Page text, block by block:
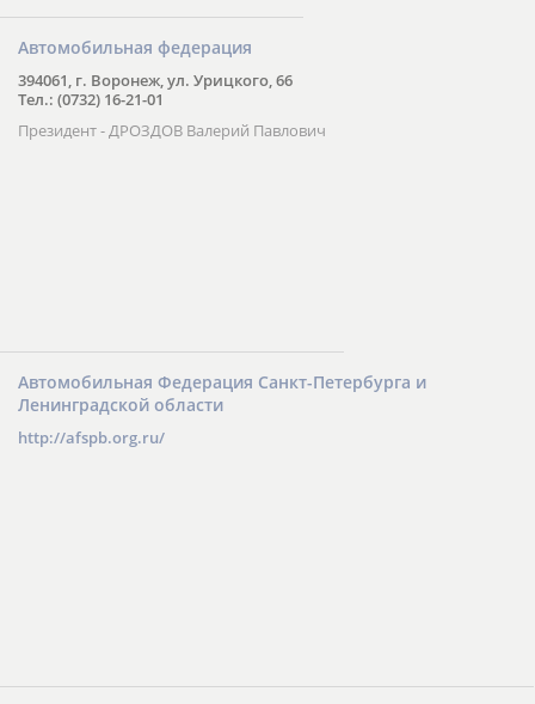
Автомобильная федерация
394061, г. Воронеж, ул. Урицкого, 66
Тел.: (0732) 16-21-01
Президент - ДРОЗДОВ Валерий Павлович
Автомобильная Федерация Санкт-Петербурга и
Ленинградской области
http://afspb.org.ru/